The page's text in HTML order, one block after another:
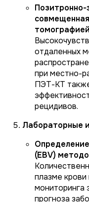
отдаленных
при местно-
ПЭТ-КТ
рецидивов.
Лабораторные
(EBV)
плазме крови
мониторинга
прогноза